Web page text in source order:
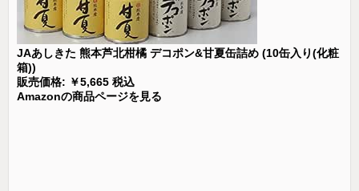
JAあしきた 熊本芦北柑橘 デコポン&甘夏缶詰め (10缶入り(化粧
箱))
販売価格: ￥5,665 税込
Amazonの商品ページを見る